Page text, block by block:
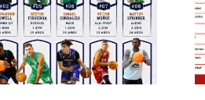
FEB para el
Melilla Ciudad
del Deporte